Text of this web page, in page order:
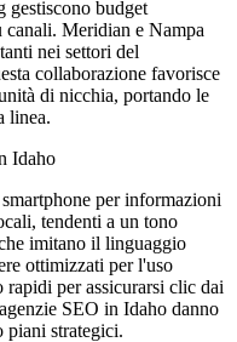
gestiscono budget
canali. Meridian e Nampa
nei settori del
collaborazione favorisce
di nicchia, portando le
linea.
Idaho
per informazioni
tendenti a un tono
imitano il linguaggio
ottimizzati per l'uso
rapidi per assicurarsi clic dai
SEO in Idaho danno
piani strategici.